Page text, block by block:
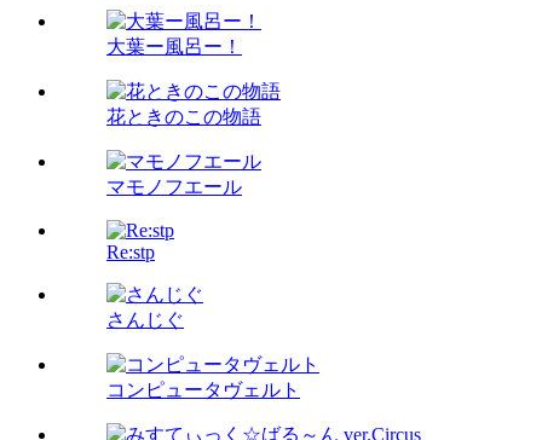
大葉ー風呂ー！
花ときのこの物語
マモノフエール
Re:stp
さんじぐ
コンピュータヴェルト